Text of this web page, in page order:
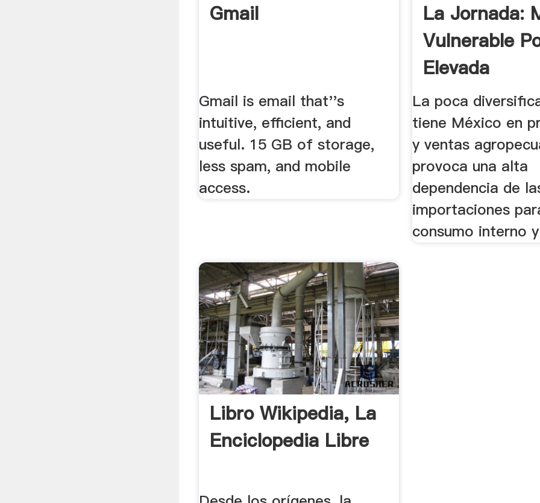
Gmail
Gmail is email that''s
intuitive, efficient, and
useful. 15 GB of storage,
less spam, and mobile
access.
La Jornada:
Vulnerable
Elevada
Dependencia
La poca
tiene México en
y ventas
provoca una alta
dependencia de
importaciones
consumo interno
Libro Wikipedia, La
Enciclopedia Libre